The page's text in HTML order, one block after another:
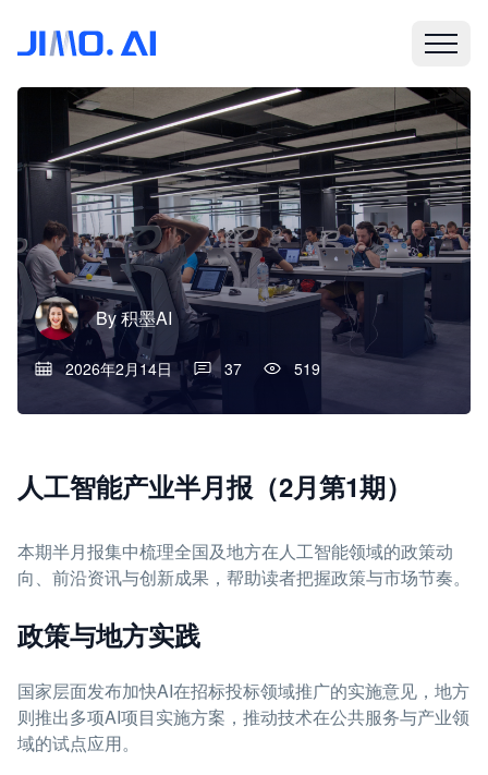
By积墨AI
2026年2月14日 37 519
人工智能产业半月报（2月第1期）
本期半月报集中梳理全国及地方在人工智能领域的政策动
向、前沿资讯与创新成果，帮助读者把握政策与市场节奏。
政策与地方实践
国家层面发布加快AI在招标投标领域推广的实施意见，地方
则推出多项AI项目实施方案，推动技术在公共服务与产业领
域的试点应用。